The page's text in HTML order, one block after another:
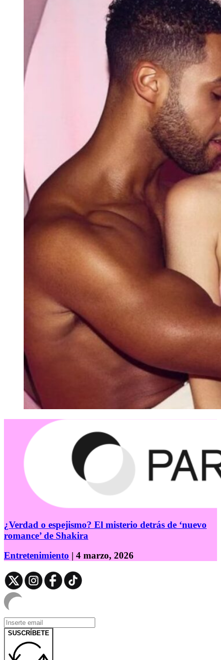
¿Verdad o espejismo? El misterio detrás de ‘nuevo
romance’ de Shakira
Entretenimiento | 4 marzo, 2026
SUSCRÍBETE